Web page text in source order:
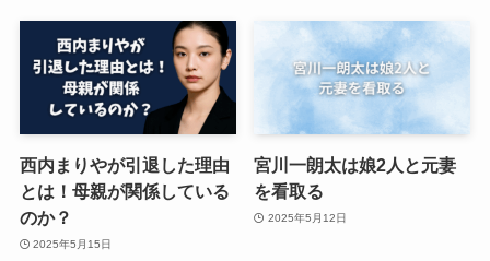
西内まりやが引退した理由
とは！母親が関係している
のか？
2025年5月15日
宮川一朗太は娘2人と元妻
を看取る
2025年5月12日